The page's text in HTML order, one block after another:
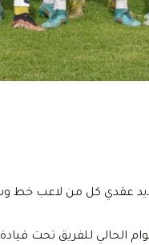
الرياضي البنزرتي اليوم الأربعاء 10
الحالي للفريق تحت